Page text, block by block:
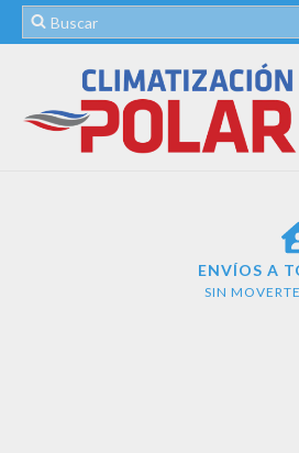
ENVÍOS A
SIN